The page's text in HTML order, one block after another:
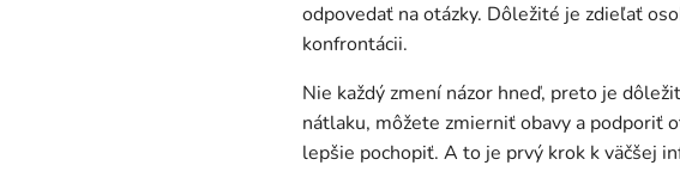
odpovedať na otázky. Dôležité je zdieľať
konfrontácii.
Nie každý zmení názor hneď, preto je
nátlaku, môžete zmierniť obavy a podporiť
lepšie pochopiť. A to je prvý krok k väčšej